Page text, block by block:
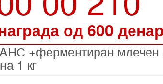
од 600
+ферментиран млечен
1 кг